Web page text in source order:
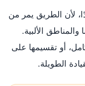
لأن الطريق يمر من
الألبية.
أو تقسيمها على
الطويلة.